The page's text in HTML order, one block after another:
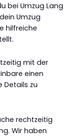
bei Umzug Lang
Umzug
hilfreiche
mit der
einen
Details zu
rechtzeitig
Wir haben